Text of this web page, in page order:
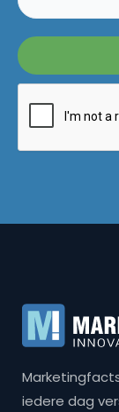
iedere dag